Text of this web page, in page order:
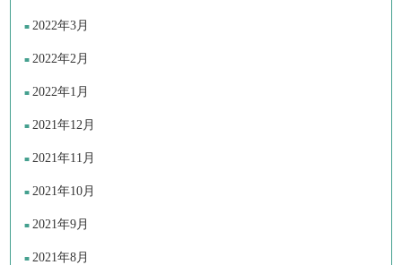
2022年3月
2022年2月
2022年1月
2021年12月
2021年11月
2021年10月
2021年9月
2021年8月